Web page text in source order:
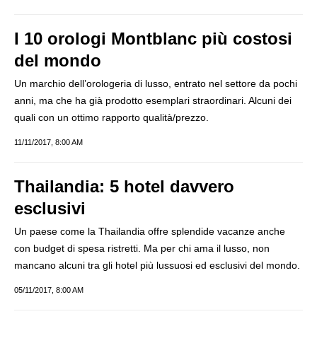
I 10 orologi Montblanc più costosi
del mondo
Un marchio dell’orologeria di lusso, entrato nel settore da pochi
anni, ma che ha già prodotto esemplari straordinari. Alcuni dei
quali con un ottimo rapporto qualità/prezzo.
11/11/2017, 8:00 AM
Thailandia: 5 hotel davvero
esclusivi
Un paese come la Thailandia offre splendide vacanze anche
con budget di spesa ristretti. Ma per chi ama il lusso, non
mancano alcuni tra gli hotel più lussuosi ed esclusivi del mondo.
05/11/2017, 8:00 AM